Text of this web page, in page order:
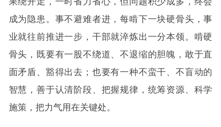
成为隐患。事不避难者进，每啃下一块硬骨头，事
业就往前推进一步，干部就淬炼出一分本领。啃硬
骨头，既要有一股不绕道、不退缩的胆魄，敢于直
面矛盾、豁得出去；也要有一种不蛮干、不盲动的
智慧，善于认清阶段、把握规律，统筹资源、科学
施策，把力气用在关键处。